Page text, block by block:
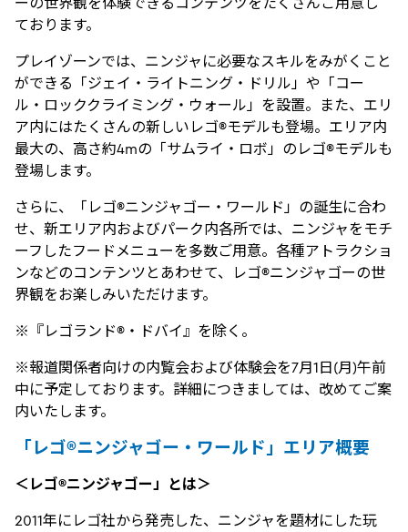
ております。
プレイゾーンでは、ニンジャに必要なスキルをみがくこと
ができる「ジェイ・ライトニング・ドリル」や「コー
ル・ロッククライミング・ウォール」を設置。また、エリ
ア内にはたくさんの新しいレゴ®モデルも登場。エリア内
最大の、高さ約4mの「サムライ・ロボ」のレゴ®モデルも
登場します。
さらに、「レゴ®ニンジャゴー・ワールド」の誕生に合わ
せ、新エリア内およびパーク内各所では、ニンジャをモチ
ーフしたフードメニューを多数ご用意。各種アトラクショ
ンなどのコンテンツとあわせて、レゴ®ニンジャゴーの世
界観をお楽しみいただけます。
※『レゴランド®・ドバイ』を除く。
※報道関係者向けの内覧会および体験会を7月1日(月)午前
中に予定しております。詳細につきましては、改めてご案
内いたします。
「レゴ®ニンジャゴー・ワールド」エリア概要
＜レゴ®ニンジャゴー」とは＞
2011年にレゴ社から発売した、ニンジャを題材にした玩